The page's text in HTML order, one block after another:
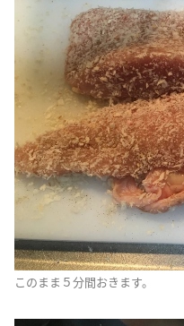
このまま５分間おきます。